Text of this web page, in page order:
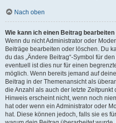
Nach oben
Wie kann ich einen Beitrag
Wenn du nicht Administrator oder
Beiträge bearbeiten oder löschen. Du
du das „Ändere Beitrag“-Symbol für
eventuell ist dies nur für einen
möglich. Wenn bereits jemand auf
Beitrag in der Themenansicht als
die Anzahl als auch der letzte
Hinweis erscheint nicht, wenn noch
hat oder wenn ein Administrator oder
hat. Diese können jedoch, falls sie es